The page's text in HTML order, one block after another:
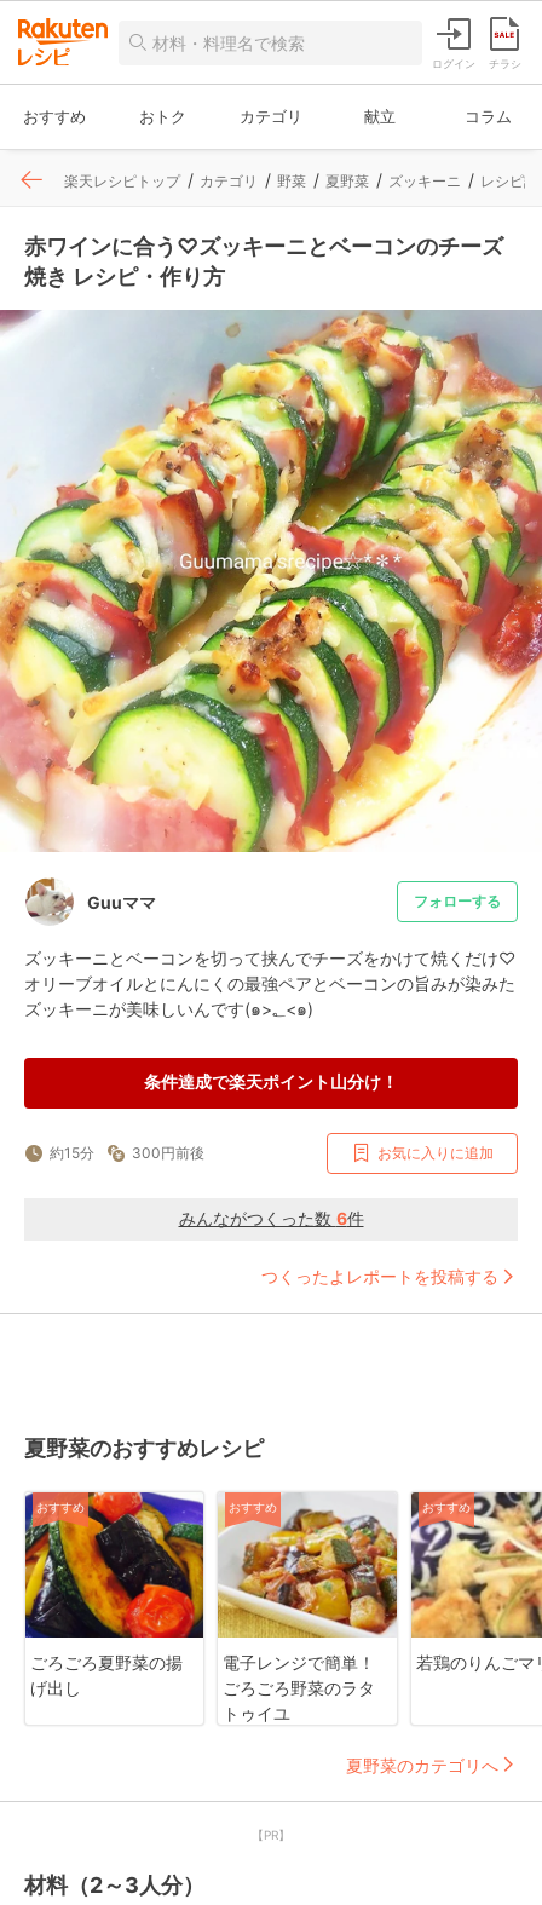
ログイン チラシ
おすすめ おトク カテゴリ 献立 コラム
楽天レシピトップ カテゴリ 野菜 夏野菜 ズッキーニ レシピ詳
赤ワインに合う♡ズッキーニとベーコンのチーズ
焼き レシピ・作り方
Guuママ フォローする
ズッキーニとベーコンを切って挟んでチーズをかけて焼くだけ♡
オリーブオイルとにんにくの最強ペアとベーコンの旨みが染みた
ズッキーニが美味しいんです(๑>؂<๑)
条件達成で楽天ポイント山分け！
約15分 300円前後 お気に入りに追加
みんながつくった数 6件
つくったよレポートを投稿する
夏野菜のおすすめレシピ
おすすめ
ごろごろ夏野菜の揚
げ出し
おすすめ
電子レンジで簡単！
ごろごろ野菜のラタ
トゥイユ
おすすめ
若鶏のりんごマ
夏野菜のカテゴリへ
【PR】
材料（2～3人分）